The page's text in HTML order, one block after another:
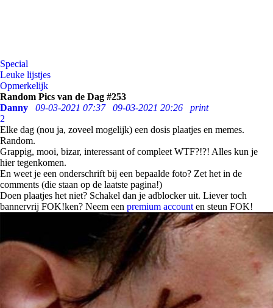
Special
Leuke lijstjes
Opmerkelijk
Random Pics van de Dag #253
Danny
09-03-2021 07:37 09-03-2021 20:26
print
2
Elke dag (nou ja, zoveel mogelijk) een dosis plaatjes en memes.
Random.
Grappig, mooi, bizar, interessant of compleet WTF?!?! Alles kun je
hier tegenkomen.
En weet je een onderschrift bij een bepaalde foto? Zet het in de
comments (die staan op de laatste pagina!)
Doen plaatjes het niet? Schakel dan je adblocker uit. Liever toch
bannervrij FOK!ken? Neem een premium account en steun FOK!